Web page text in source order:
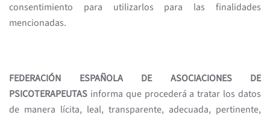
consentimiento para utilizarlos para las finalidades
mencionadas.
FEDERACIÓN ESPAÑOLA DE ASOCIACIONES DE
PSICOTERAPEUTAS informa que procederá a tratar los datos
de manera lícita, leal, transparente, adecuada, pertinente,